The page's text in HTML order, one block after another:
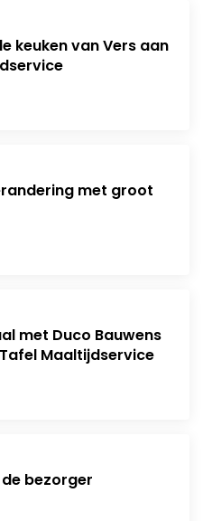
keuken van Vers aan
met groot
met Duco Bauwens
Maaltijdservice
bezorger